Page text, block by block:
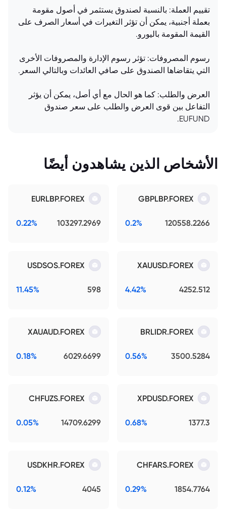
تقييم العملة: بالنسبة لصندوق يستثمر في أصول مقومة
بعملة أجنبية، يمكن أن تؤثر التغيرات في أسعار الصرف على
القيمة المقومة باليورو.
رسوم المصروفات: تؤثر رسوم الإدارة والمصروفات الأخرى
التي يتقاضاها الصندوق على صافي العائدات وبالتالي السعر.
العرض والطلب: كما هو الحال مع أي أصل، يمكن أن يؤثر
التفاعل بين قوى العرض والطلب على سعر صندوق
EUFUND.
الأشخاص الذين يشاهدون أيضًا
GBPLBP.FOREX
120558.2266
0.2%
EURLBP.FOREX
103297.2969
0.22%
XAUUSD.FOREX
4252.512
4.42%
USDSOS.FOREX
598
11.45%
BRLIDR.FOREX
3500.5284
0.56%
XAUAUD.FOREX
6029.6699
0.18%
XPDUSD.FOREX
1377.3
0.68%
CHFUZS.FOREX
14709.6299
0.05%
CHFARS.FOREX
1854.7764
0.29%
USDKHR.FOREX
4045
0.12%